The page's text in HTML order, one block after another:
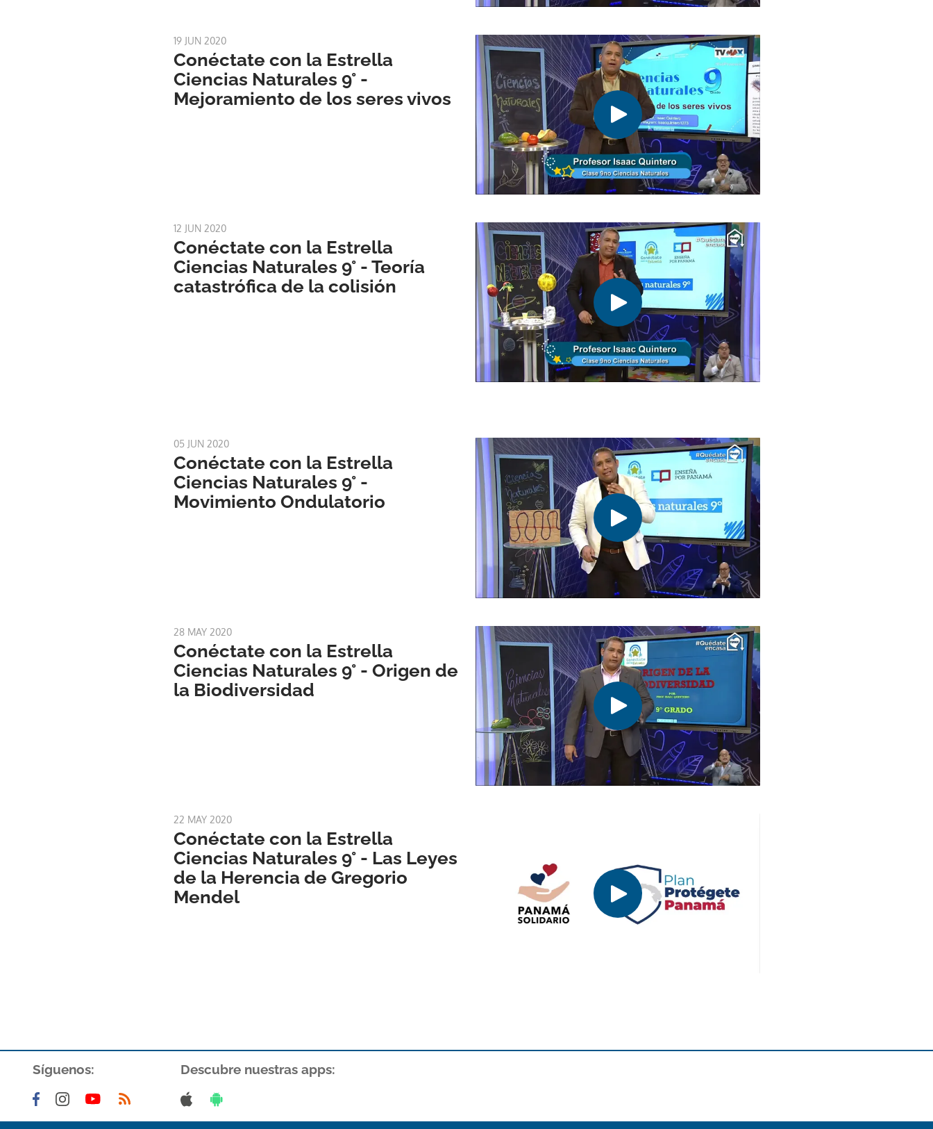
19 JUN 2020
Conéctate con la Estrella
Ciencias Naturales 9° -
Mejoramiento de los seres vivos
12 JUN 2020
Conéctate con la Estrella
Ciencias Naturales 9° - Teoría
catastrófica de la colisión
05 JUN 2020
Conéctate con la Estrella
Ciencias Naturales 9° -
Movimiento Ondulatorio
28 MAY 2020
Conéctate con la Estrella
Ciencias Naturales 9° - Origen de
la Biodiversidad
22 MAY 2020
Conéctate con la Estrella
Ciencias Naturales 9° - Las Leyes
de la Herencia de Gregorio
Mendel
Síguenos: Descubre nuestras apps: